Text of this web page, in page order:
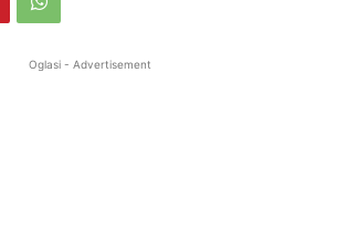
Oglasi - Advertisement